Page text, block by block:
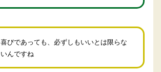
喜びであっても、必ずしもいいとは限らな
いんですね